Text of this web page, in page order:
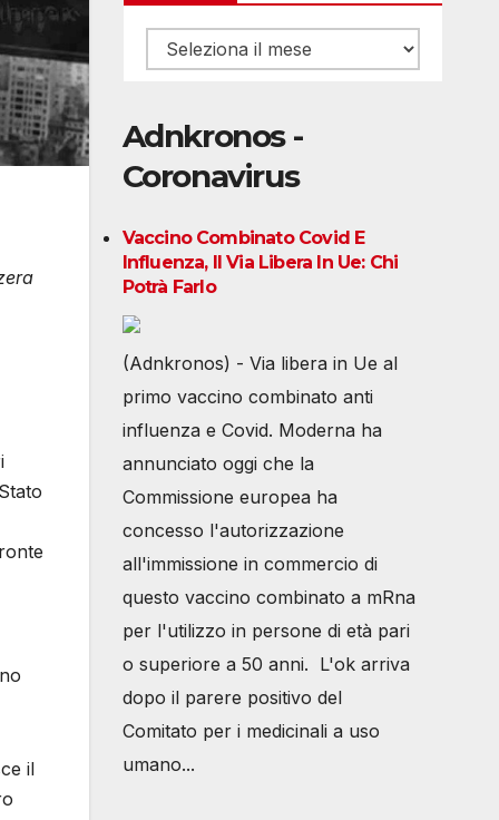
il
Archivio
Adnkronos -
Coronavirus
Vaccino Combinato Covid E
Influenza, Il Via Libera In Ue: Chi
Potrà Farlo
(Adnkronos) - Via libera in Ue al
primo vaccino combinato anti
influenza e Covid. Moderna ha
annunciato oggi che la
Commissione europea ha
concesso l'autorizzazione
all'immissione in commercio di
questo vaccino combinato a mRna
per l'utilizzo in persone di età pari
o superiore a 50 anni. L'ok arriva
dopo il parere positivo del
Comitato per i medicinali a uso
umano...